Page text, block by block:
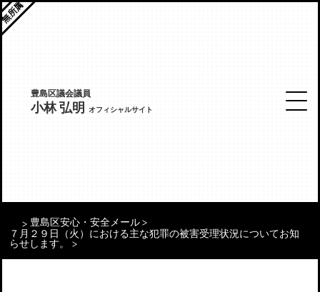
所属
豊島区議会議員
小林 弘明 オフィシャルサイト
豊島区安心・安全メール
７月２９日（火）における主な犯罪の被害受理状況についてお知
らせします。